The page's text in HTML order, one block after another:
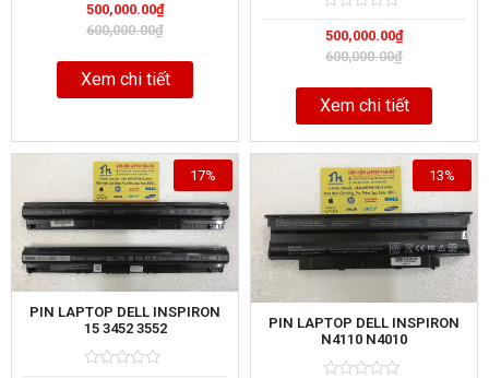
0
out
of
600,000.00₫
500,000.00₫
Xem chi tiết
0
out
of
600,000.00₫
500,000.00₫
Xem chi tiết
PIN LAPTOP DELL INSPIRON
15 3452 3552
17%
PIN LAPTOP DELL INSPIRON
N4110 N4010
13%